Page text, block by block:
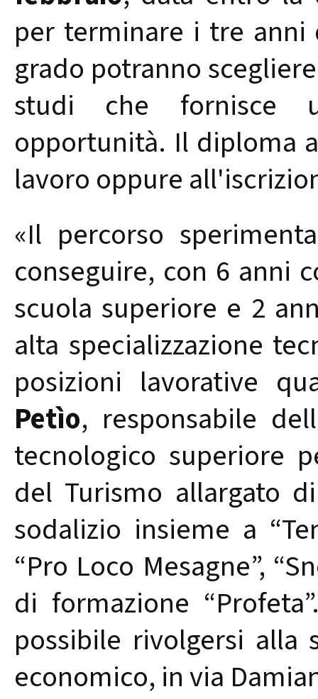
per terminare i tre
grado potranno
studi che fornisce
opportunità. Il diploma
lavoro oppure
«Il percorso
conseguire, con 6 anni
scuola superiore e 2
alta specializzazione
posizioni lavorative
Petìo, responsabile
tecnologico superiore
del Turismo allargato
sodalizio insieme a
“Pro Loco Mesagne”,
di formazione
possibile rivolgersi alla
economico, in via